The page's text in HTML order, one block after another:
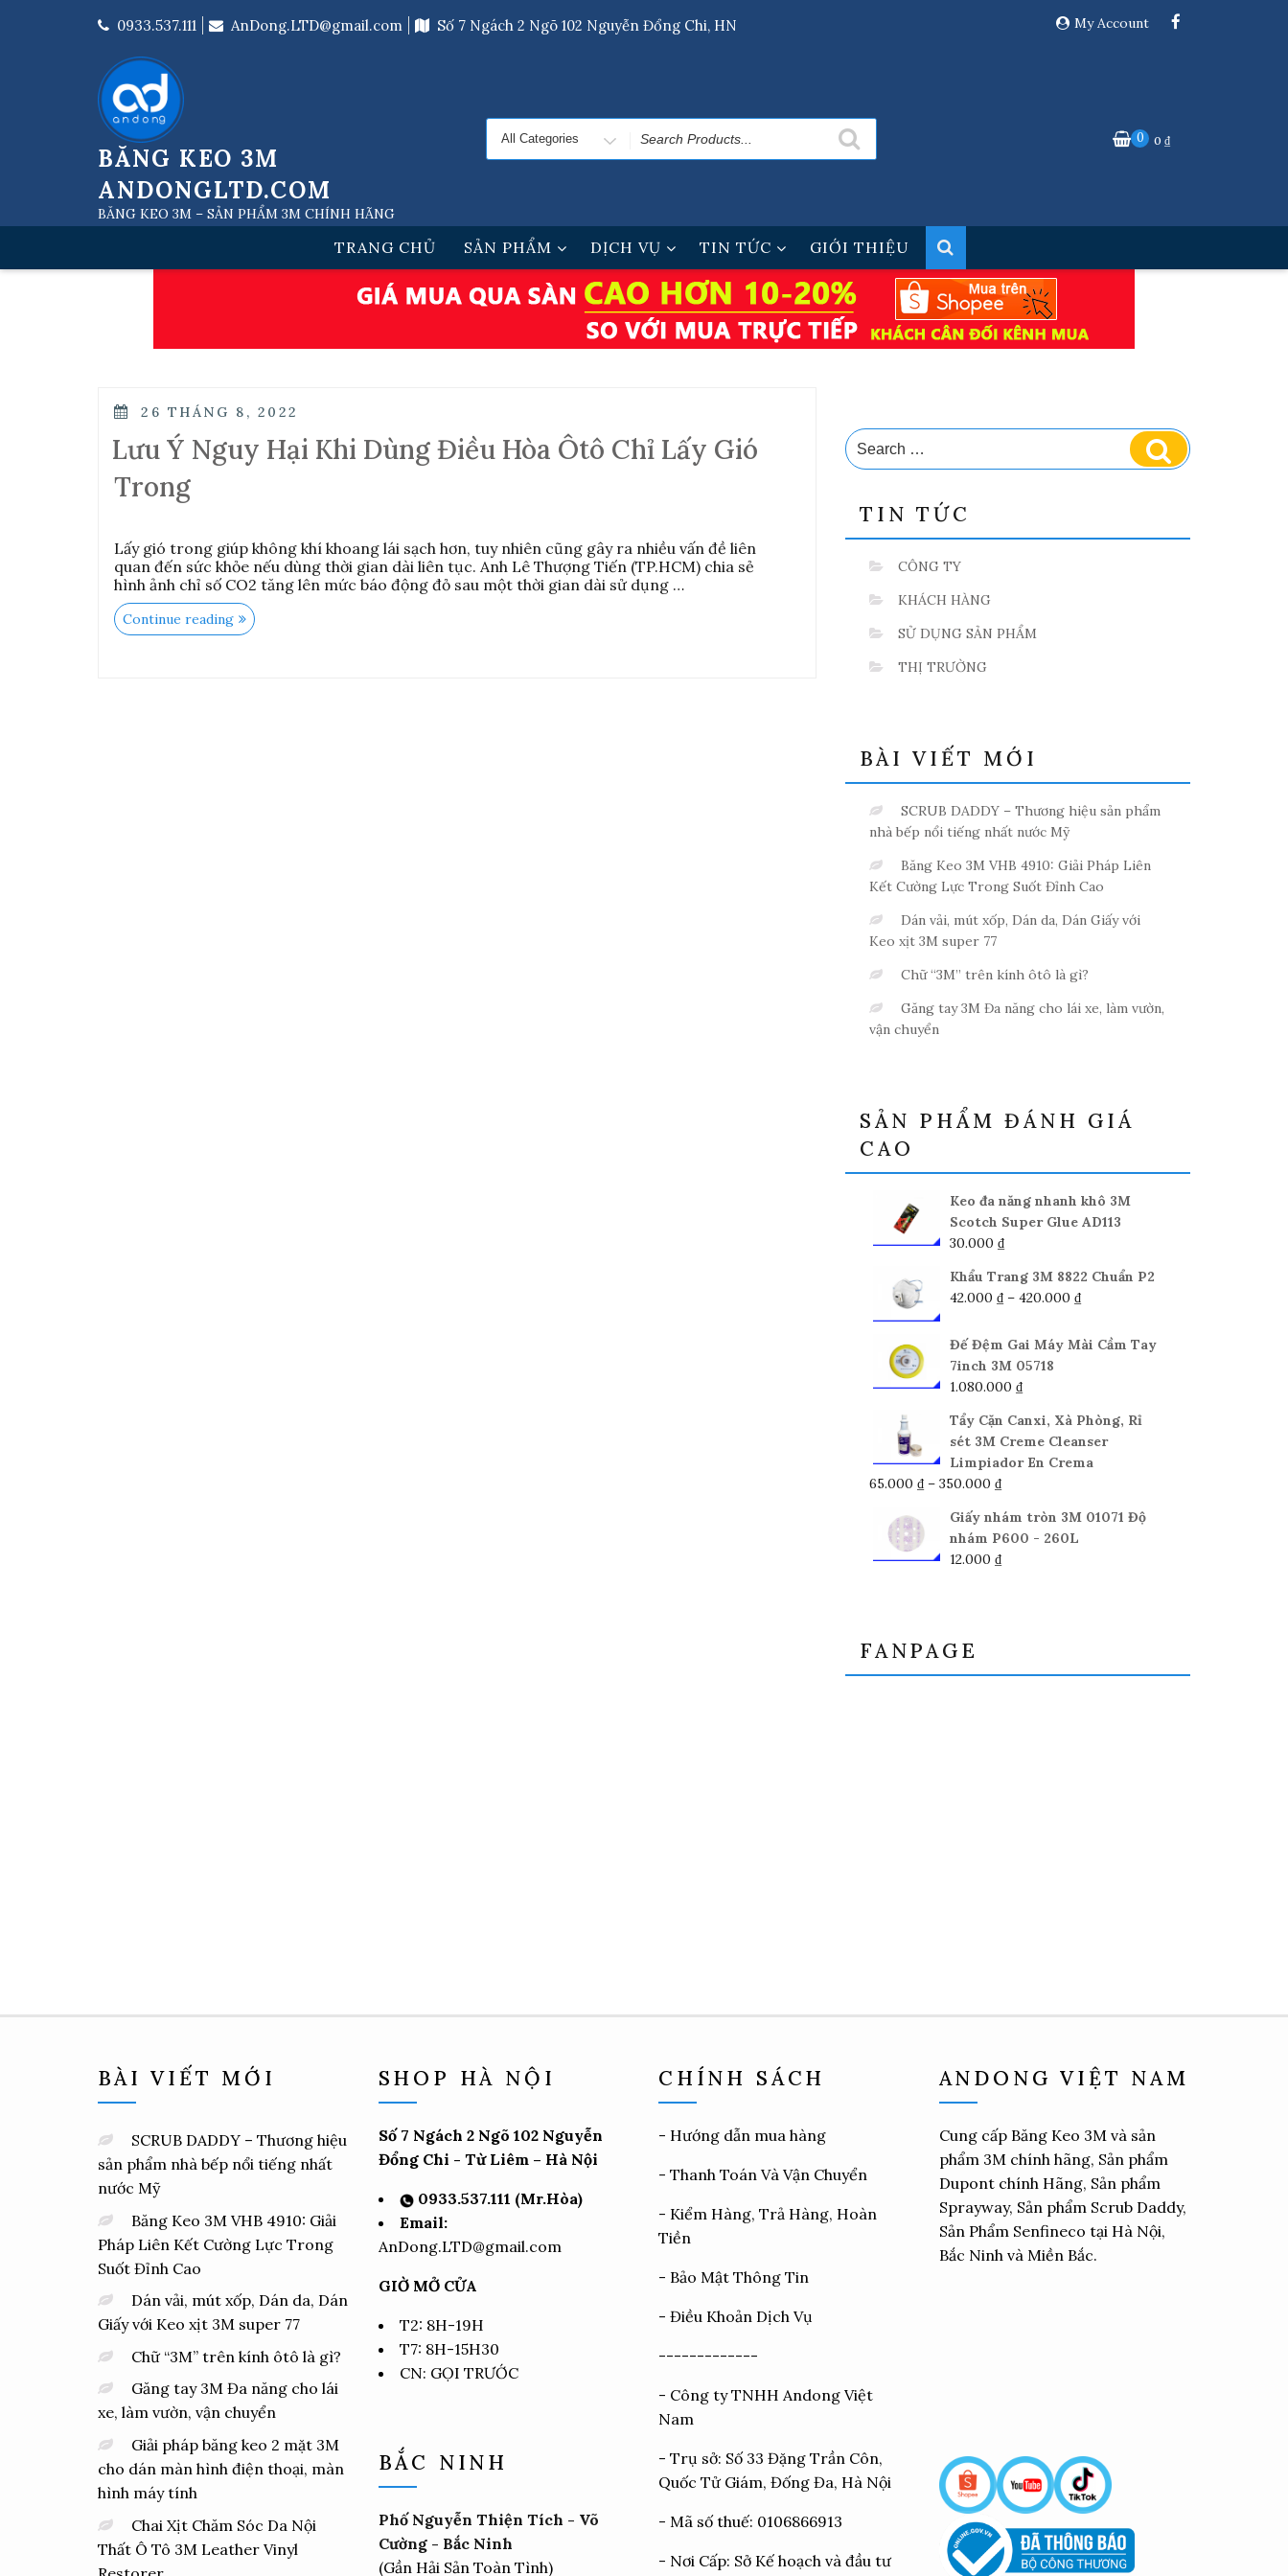
0933.537.111 AnDong.LTD@gmail.com Số 7 Ngách 2 Ngõ 102 Nguyễn Đổng Chi, HN My Account
BĂNG KEO 3M
ANDONGLTD.COM
BĂNG KEO 3M – SẢN PHẨM 3M CHÍNH HÃNG
Search
for
0 0₫
TRANG CHỦ SẢN PHẨM DỊCH VỤ TIN TỨC GIỚI THIỆU
POSTED
26 THÁNG 8, 2022
Lưu Ý Nguy Hại Khi Dùng Điều Hòa Ôtô Chỉ Lấy Gió
Trong
Lấy gió trong giúp không khí khoang lái sạch hơn, tuy nhiên cũng gây ra nhiều vấn đề liên
quan đến sức khỏe nếu dùng thời gian dài liên tục. Anh Lê Thượng Tiến (TP.HCM) chia sẻ
hình ảnh chỉ số CO2 tăng lên mức báo động đỏ sau một thời gian dài sử dụng …
Continue reading“Lưu
ý
Search
for:
Search
TIN TỨC
CÔNG TY
KHÁCH HÀNG
SỬ DỤNG SẢN PHẨM
THỊ TRƯỜNG
BÀI VIẾT MỚI
SCRUB DADDY – Thương hiệu sản phẩm
nhà bếp nổi tiếng nhất nước Mỹ
Băng Keo 3M VHB 4910: Giải Pháp Liên
Kết Cường Lực Trong Suốt Đỉnh Cao
Dán vải, mút xốp, Dán da, Dán Giấy với
Keo xịt 3M super 77
Chữ “3M” trên kính ôtô là gì?
Găng tay 3M Đa năng cho lái xe, làm vườn,
vận chuyển
SẢN PHẨM ĐÁNH GIÁ
CAO
Keo đa năng nhanh khô 3M
Scotch Super Glue AD113
30.000 ₫
Khẩu Trang 3M 8822 Chuẩn P2
42.000 ₫ – 420.000 ₫Khoảng
từ
Đế Đệm Gai Máy Mài Cầm Tay
7inch 3M 05718
1.080.000 ₫
Tẩy Cặn Canxi, Xà Phòng, Rỉ
sét 3M Creme Cleanser
Limpiador En Crema
65.000 ₫ – 350.000 ₫Khoảng
từ
65.000 ₫
đến
Giấy nhám tròn 3M 01071 Độ
nhám P600 - 260L
12.000 ₫
FANPAGE
BÀI VIẾT MỚI
SCRUB DADDY – Thương hiệu
sản phẩm nhà bếp nổi tiếng nhất
nước Mỹ
Băng Keo 3M VHB 4910: Giải
Pháp Liên Kết Cường Lực Trong
Suốt Đỉnh Cao
Dán vải, mút xốp, Dán da, Dán
Giấy với Keo xịt 3M super 77
Chữ “3M” trên kính ôtô là gì?
Găng tay 3M Đa năng cho lái
xe, làm vườn, vận chuyển
Giải pháp băng keo 2 mặt 3M
cho dán màn hình điện thoại, màn
hình máy tính
Chai Xịt Chăm Sóc Da Nội
Thất Ô Tô 3M Leather Vinyl
SHOP HÀ NỘI
Số 7 Ngách 2 Ngõ 102 Nguyễn
Đổng Chi - Từ Liêm – Hà Nội
0933.537.111 (Mr.Hòa)
Email:
AnDong.LTD@gmail.com
GIỜ MỞ CỬA
T2: 8H-19H
T7: 8H-15H30
CN: GỌI TRƯỚC
BẮC NINH
Phố Nguyễn Thiện Tích - Võ
Cường - Bắc Ninh
(Gần Hải Sản Toàn Tình)
CHÍNH SÁCH
- Hướng dẫn mua hàng
- Thanh Toán Và Vận Chuyển
- Kiểm Hàng, Trả Hàng, Hoàn
Tiền
- Bảo Mật Thông Tin
- Điều Khoản Dịch Vụ
-------------
- Công ty TNHH Andong Việt
Nam
- Trụ sở: Số 33 Đặng Trần Côn,
Quốc Tử Giám, Đống Đa, Hà Nội
- Mã số thuế: 0106866913
- Nơi Cấp: Sở Kế hoạch và đầu tư
ANDONG VIỆT NAM
Cung cấp Băng Keo 3Mvà sản
phẩm 3M chính hãng, Sản phẩm
Dupont chính Hãng, Sản phẩm
Sprayway, Sản phẩm Scrub Daddy,
Sản Phẩm Senfineco tại Hà Nội,
Bắc Ninh và Miền Bắc.